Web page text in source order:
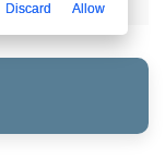
Discard Allow